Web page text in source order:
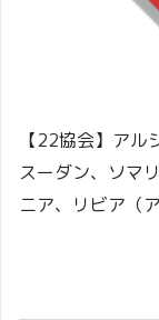
【22協会】アル
スーダン、ソマ
ニア、リビア（